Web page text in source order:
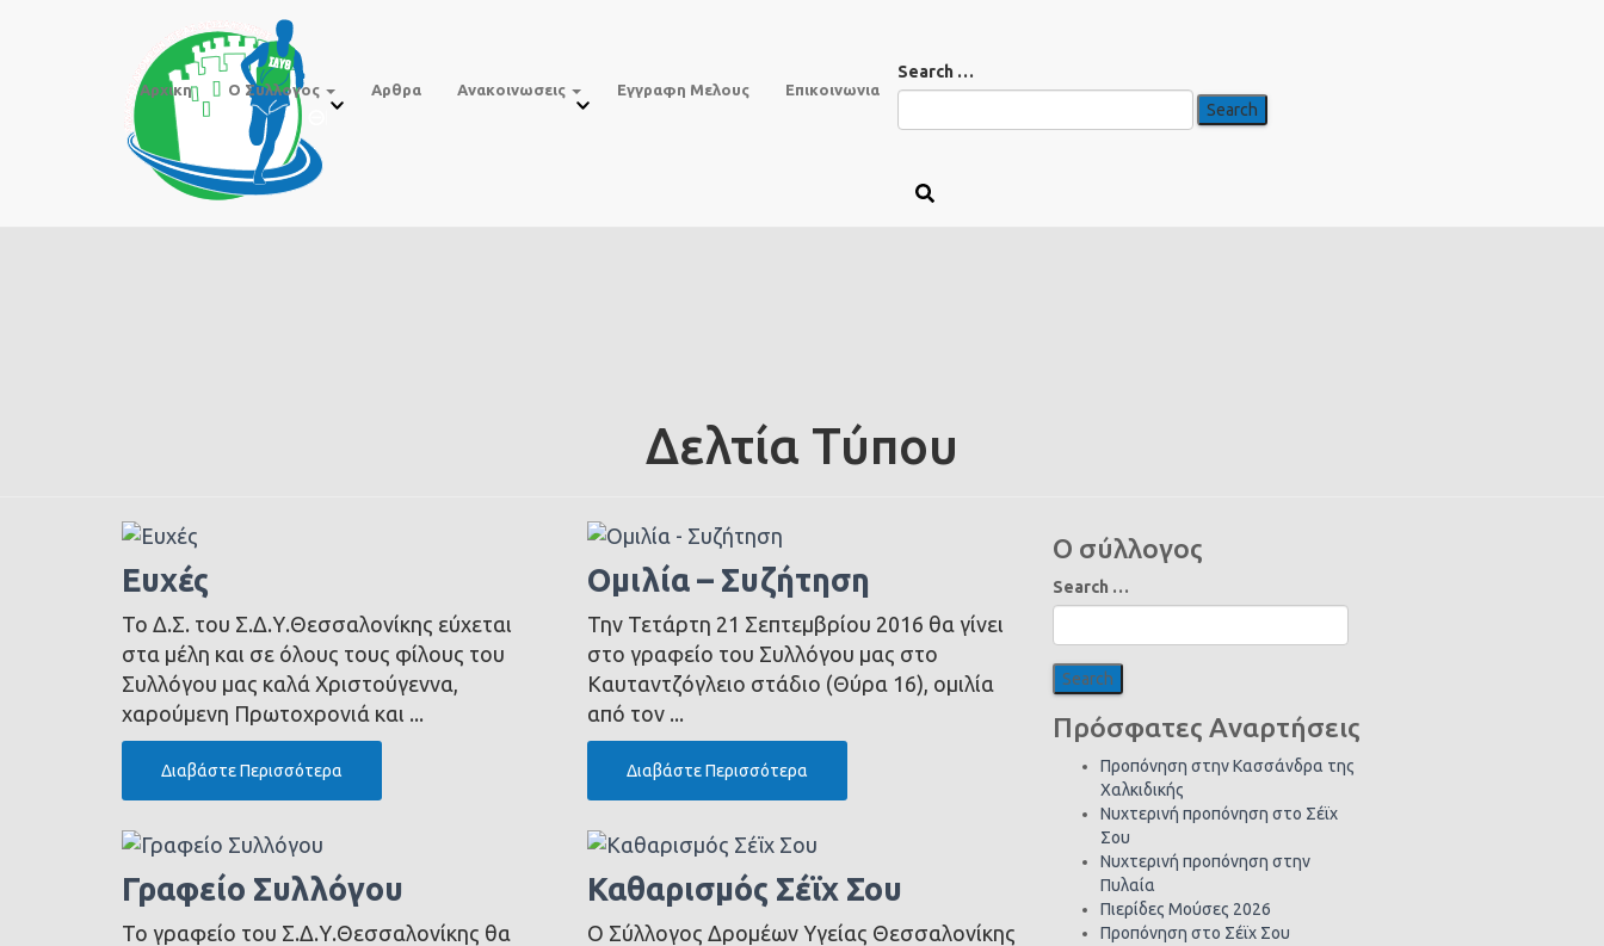
Αρχικη Ο Συλλογος Αρθρα Ανακοινωσεις Εγγραφη Μελους Επικοινωνια
Search …
Δελτία Τύπου
Ευχές
Το Δ.Σ. του Σ.Δ.Υ.Θεσσαλονίκης εύχεται
στα μέλη και σε όλους τους φίλους του
Συλλόγου μας καλά Χριστούγεννα,
χαρούμενη Πρωτοχρονιά και ...
Διαβάστε Περισσότερα
Ομιλία – Συζήτηση
Την Τετάρτη 21 Σεπτεμβρίου 2016 θα γίνει
στο γραφείο του Συλλόγου μας στο
Καυταντζόγλειο στάδιο (Θύρα 16), ομιλία
από τον ...
Διαβάστε Περισσότερα
Γραφείο Συλλόγου
Το γραφείο του Σ.Δ.Υ.Θεσσαλονίκης θα
Καθαρισμός Σέϊχ Σου
Ο Σύλλογος Δρομέων Υγείας Θεσσαλονίκης
Ο σύλλογος
Search …
Πρόσφατες Αναρτήσεις
Προπόνηση στην Κασσάνδρα της
Χαλκιδικής
Νυχτερινή προπόνηση στο Σέϊχ
Σου
Νυχτερινή προπόνηση στην
Πυλαία
Πιερίδες Μούσες 2026
Προπόνηση στο Σέϊχ Σου